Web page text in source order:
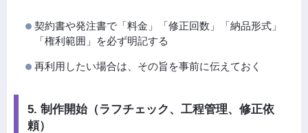
契約書や発注書で「料金」「修正回数」「納品形式」
「権利範囲」を必ず明記する
再利用したい場合は、その旨を事前に伝えておく
5. 制作開始（ラフチェック、工程管理、修正依
頼）